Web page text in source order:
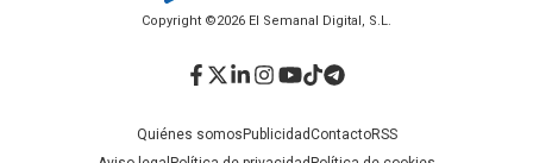
Copyright ©2026 El Semanal Digital, S.L.
Quiénes somos PublicidadContactoRSS
Facebook
Twitter
LinkedIn
Instagram
YouTube
TikTok
Telegram